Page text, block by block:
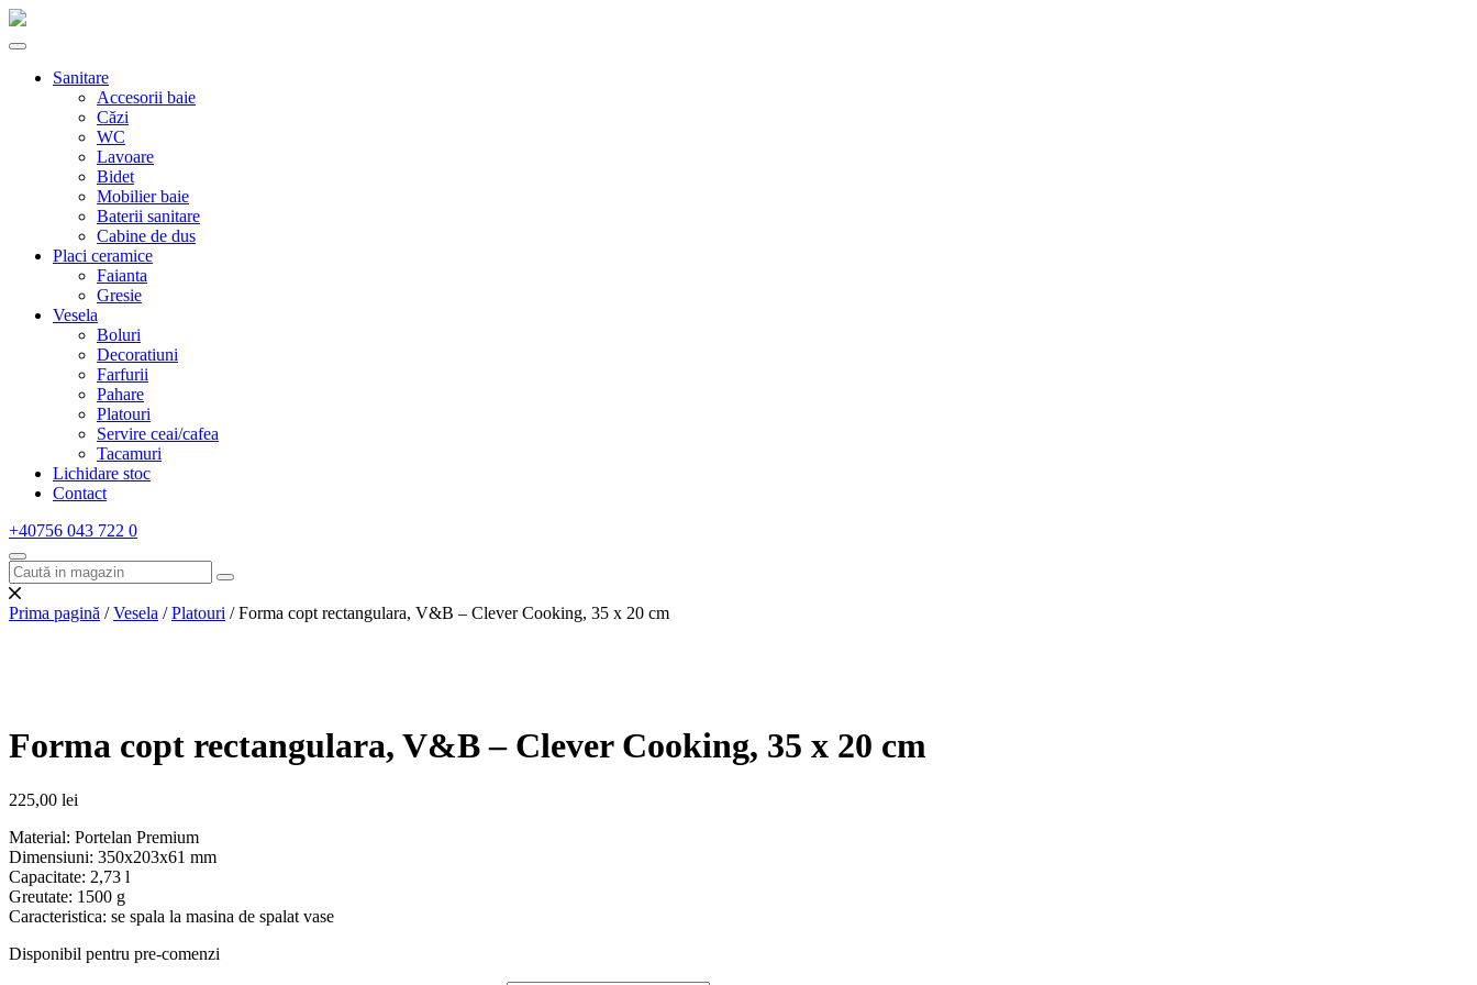
Sanitare
Accesorii baie
Căzi
WC
Lavoare
Bidet
Mobilier baie
Baterii sanitare
Cabine de dus
Placi ceramice
Faianta
Gresie
Vesela
Boluri
Decoratiuni
Farfurii
Pahare
Platouri
Servire ceai/cafea
Tacamuri
Lichidare stoc
Contact
+40756 043 722 0
Prima pagină /Vesela /Platouri / Forma copt rectangulara, V&B – Clever Cooking, 35 x 20 cm
Forma copt rectangulara, V&B – Clever Cooking, 35 x 20 cm
225,00 lei
Material: Portelan Premium
Dimensiuni: 350x203x61 mm
Capacitate: 2,73 l
Greutate: 1500 g
Caracteristica: se spala la masina de spalat vase
Disponibil pentru pre-comenzi